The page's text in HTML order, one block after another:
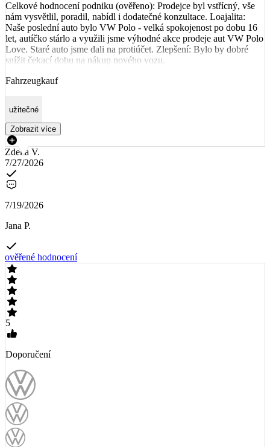
Celkové hodnocení podniku (ověřeno): Prodejce byl vstřícný, vše
nám vysvětlil, poradil, nabídl i dodatečné konzultace. Loajalita:
Naše poslední auto bylo VW Polo - velká spokojenost po dobu 16
let, autíčko stárlo a využili jsme výhodné akce prodeje aut VW Polo
Love. Staré auto jsme dali na protiúčet. Zlepšení: Bylo by dobré
snížit čekací dobu na nákup nového vozu.
Fahrzeugkauf
užitečné
Zobrazit více
Zdeka V.
7/27/2026
7/19/2026
Jana P.
ověřené hodnocení
5
Doporučení